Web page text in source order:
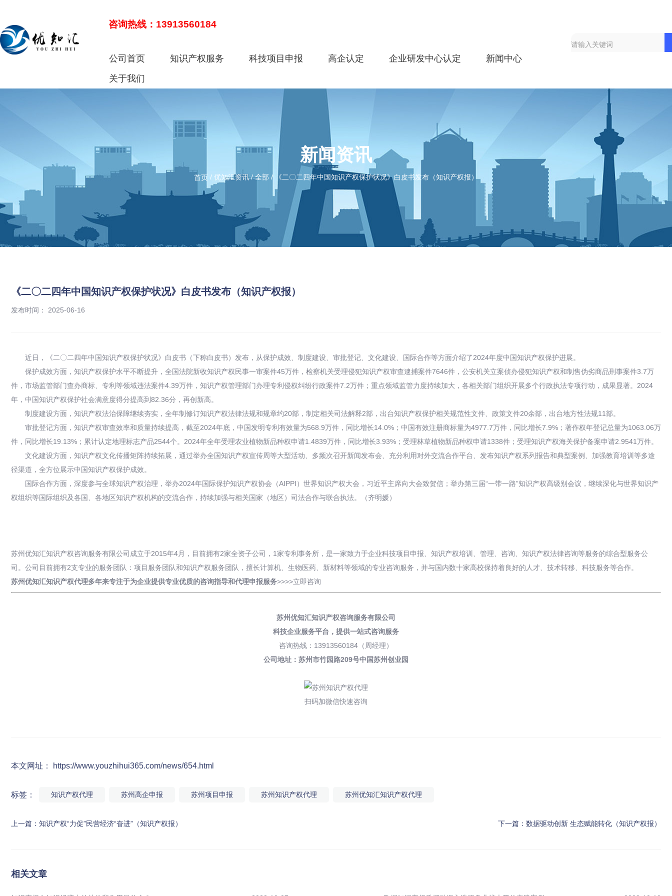
咨询热线：13913560184
公司首页 知识产权服务 科技项目申报 高企认定 企业研发中心认定
新闻中心
关于我们
新闻资讯
首页 / 优知汇资讯 /全部 / 《二〇二四年中国知识产权保护状况》白皮书发布（知识产权报）
《二〇二四年中国知识产权保护状况》白皮书发布（知识产权报）
发布时间： 2025-06-16
近日，《二〇二四年中国知识产权保护状况》白皮书（下称白皮书）发布，从保护成效、制度建设、审批登记、文化建设、国际合作等方面介绍了2024年度中国知识产权保护进展。
保护成效方面，知识产权保护水平不断提升，全国法院新收知识产权民事一审案件45万件，检察机关受理侵犯知识产权审查逮捕案件7646件，公安机关立案侦办侵犯知识产权和制售伪劣商品刑事案件3.7万
件，市场监管部门查办商标、专利等领域违法案件4.39万件，知识产权管理部门办理专利侵权纠纷行政案件7.2万件；重点领域监管力度持续加大，各相关部门组织开展多个行政执法专项行动，成果显著。2024
年，中国知识产权保护社会满意度得分提高到82.36分，再创新高。
制度建设方面，知识产权法治保障继续夯实，全年制修订知识产权法律法规和规章约20部，制定相关司法解释2部，出台知识产权保护相关规范性文件、政策文件20余部，出台地方性法规11部。
审批登记方面，知识产权审查效率和质量持续提高，截至2024年底，中国发明专利有效量为568.9万件，同比增长14.0%；中国有效注册商标量为4977.7万件，同比增长7.9%；著作权年登记总量为1063.06万
件，同比增长19.13%；累计认定地理标志产品2544个。2024年全年受理农业植物新品种权申请1.4839万件，同比增长3.93%；受理林草植物新品种权申请1338件；受理知识产权海关保护备案申请2.9541万件。
文化建设方面，知识产权文化传播矩阵持续拓展，通过举办全国知识产权宣传周等大型活动、多频次召开新闻发布会、充分利用对外交流合作平台、发布知识产权系列报告和典型案例、加强教育培训等多途
径渠道，全方位展示中国知识产权保护成效。
国际合作方面，深度参与全球知识产权治理，举办2024年国际保护知识产权协会（AIPPI）世界知识产权大会，习近平主席向大会致贺信；举办第三届“一带一路”知识产权高级别会议，继续深化与世界知识产
权组织等国际组织及各国、各地区知识产权机构的交流合作，持续加强与相关国家（地区）司法合作与联合执法。（齐明媛）
苏州优知汇知识产权咨询服务有限公司成立于2015年4月，目前拥有2家全资子公司，1家专利事务所，是一家致力于企业科技项目申报、知识产权培训、管理、咨询、知识产权法律咨询等服务的综合型服务公
司。公司目前拥有2支专业的服务团队：项目服务团队和知识产权服务团队，擅长计算机、生物医药、新材料等领域的专业咨询服务，并与国内数十家高校保持着良好的人才、技术转移、科技服务等合作。
苏州优知汇知识产权代理多年来专注于为企业提供专业优质的咨询指导和代理申报服务>>>>立即咨询
苏州优知汇知识产权咨询服务有限公司
科技企业服务平台， 提供一站式咨询服务
咨询热线：13913560184（周经理）
公司地址：苏州市竹园路209号中国苏州创业园
扫码加微信快速咨询
本文网址： https://www.youzhihui365.com/news/654.html
标签： 知识产权代理 苏州高企申报 苏州项目申报 苏州知识产权代理 苏州优知汇知识产权代理
上一篇： 知识产权“力促”民营经济“奋进”（知识产权报） 下一篇： 数据驱动创新 生态赋能转化（知识产权报）
相关文章